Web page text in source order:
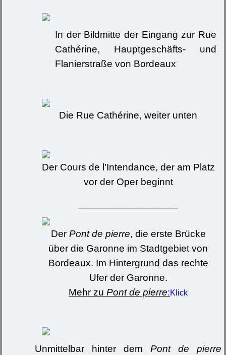
In der Bildmitte der Eingang zur Rue
Cathérine, Hauptgeschäfts- und
Flanierstraße von Bordeaux
Die Rue Cathérine, weiter unten
Der Cours de l’Intendance, der am Platz
vor der Oper beginnt
Der Pont de pierre, die erste Brücke
über die Garonne im Stadtgebiet von
Bordeaux. Im Hintergrund das rechte
Ufer der Garonne.
Mehr zu Pont de pierre:Klick
Unmittelbar hinter dem Pont de pierre